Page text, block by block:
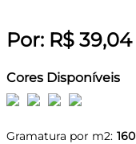
Por: R$ 39,04
Cores Disponíveis
Gramatura por m2: 160